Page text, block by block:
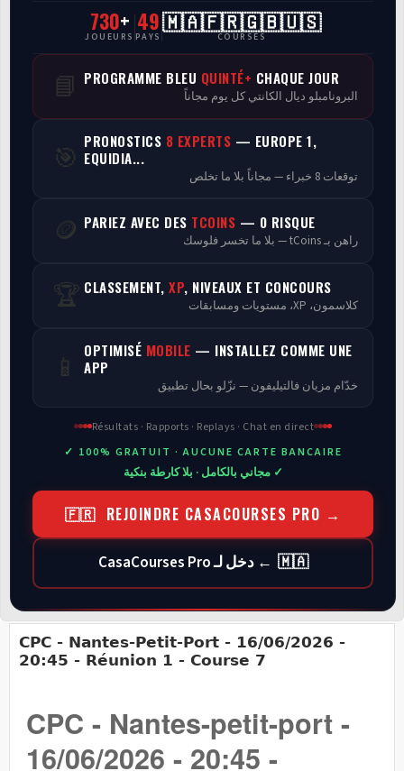
CasaCourses Pro
Resultats/Rapport CPCs
Discussion
Programmes
730+
JOUEURS
49
PAYS
🇲🇦🇫🇷🇬🇧🇺🇸
COURSES
📘 PROGRAMME BLEU QUINTÉ+ CHAQUE JOUR
البرونامبلو ديال الكانتي كل يوم مجاناً
🎯 PRONOSTICS 8 EXPERTS — EUROPE 1,
EQUIDIA...
توقعات 8 خبراء — مجاناً بلا ما تخلص
🪙 PARIEZ AVEC DES TCOINS — 0 RISQUE
راهن بـ tCoins — بلا ما تخسر فلوسك
🏆 CLASSEMENT, XP, NIVEAUX ET CONCOURS
كلاسمون، XP، مستويات ومسابقات
📱 OPTIMISÉ MOBILE — INSTALLEZ COMME UNE
APP
خدّام مزيان فالتيليفون — نزّلو بحال تطبيق
Résultats · Rapports · Replays · Chat en direct
✓ 100% GRATUIT · AUCUNE CARTE BANCAIRE
✓ مجاني بالكامل · بلا كارطة بنكية
🇫🇷 REJOINDRE CASACOURSES PRO →
🇲🇦 ← دخل لـ CasaCourses Pro
CPC - Nantes-Petit-Port - 16/06/2026 -
20:45 - Réunion 1 - Course 7
CPC - Nantes-petit-port -
16/06/2026 - 20:45 -